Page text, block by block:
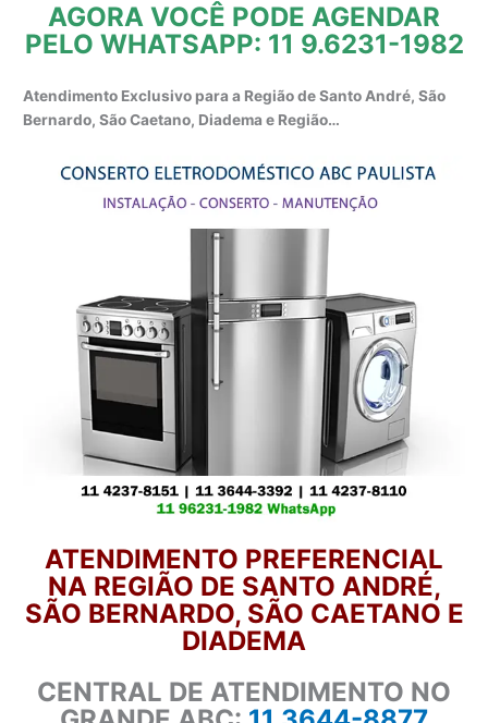
AGORA VOCÊ PODE AGENDAR
PELO WHATSAPP: 11 9.6231-1982
Atendimento Exclusivo para a Região de Santo André, São
Bernardo, São Caetano, Diadema e Região…
ATENDIMENTO PREFERENCIAL
NA REGIÃO DE SANTO ANDRÉ,
SÃO BERNARDO, SÃO CAETANO E
DIADEMA
CENTRAL DE ATENDIMENTO NO